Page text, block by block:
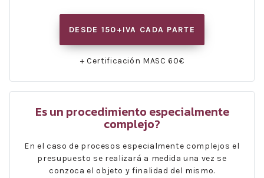
DESDE 150+IVA CADA PARTE
+ Certificación MASC 60€
Es un procedimiento especialmente
complejo?
En el caso de procesos especialmente complejos el
presupuesto se realizará a medida una vez se
conzoca el objeto y finalidad del mismo.